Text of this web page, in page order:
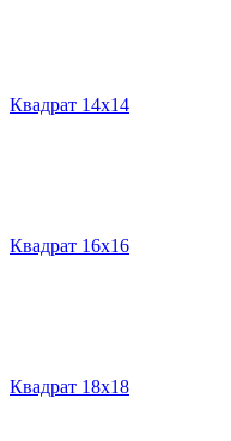
Квадрат 14х14
Квадрат 16х16
Квадрат 18х18